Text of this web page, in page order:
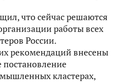
что сейчас решаются
работы всех
России.
рекомендаций внесены
кластерах,